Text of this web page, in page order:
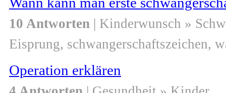
10 Antworten | Kinderwunsch »
Eisprung, schwangerschaftszeichen,
Operation erklären